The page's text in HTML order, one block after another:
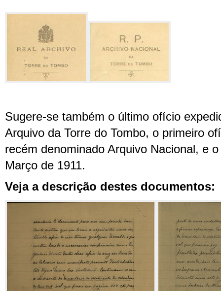
Sugere-se também o último ofício
Arquivo da Torre do Tombo, o primeiro
recém denominado Arquivo Nacional, e
Março de 1911.
Veja a descrição destes documentos: